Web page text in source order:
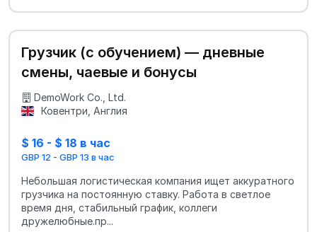
Грузчик (с обучением) — дневные
смены, чаевые и бонусы
DemoWork Co., Ltd.
Ковентри, Англия
$ 16 - $ 18 в час
GBP 12 - GBP 13 в час
Небольшая логистическая компания ищет аккуратного
грузчика на постоянную ставку. Работа в светлое
время дня, стабильный график, коллеги
дружелюбные.пр...